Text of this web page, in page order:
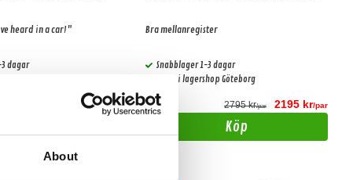
About
heard in a car!"
dagar
1995 kr/par
Bra mellanregister
Snabblager 1-3 dagar
Finns i lagershop Göteborg
2795 kr/par 2195 kr/par
Köp